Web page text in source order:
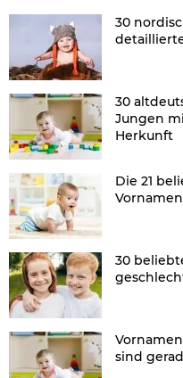
30
30
Jungen
Herkunft
Die 21
Vornamen
30
sind